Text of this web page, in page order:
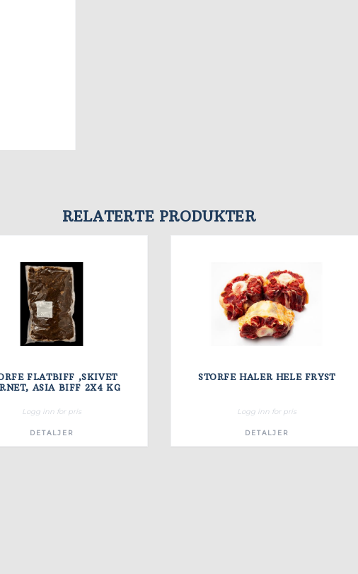
RELATERTE PRODUKTER
FLATBIFF ,SKIVET
MØRNET, ASIA BIFF 2X4 KG
Logg inn for pris
DETALJER
STORFE HALER HELE FRYST
Logg inn for pris
DETALJER